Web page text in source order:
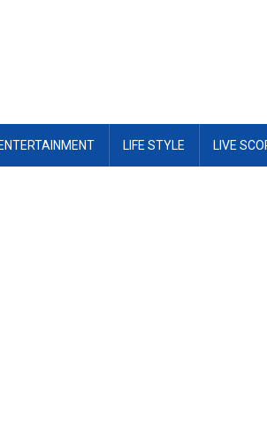
ENTERTAINMENT LIFE STYLE LIVE